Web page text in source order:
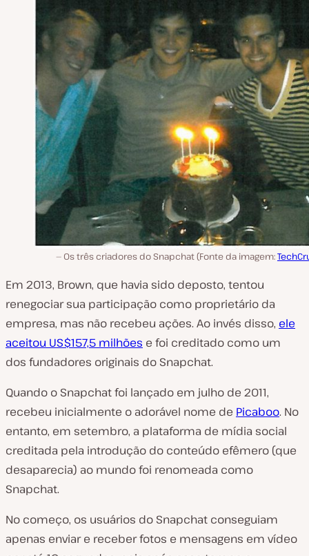
Os três criadores do Snapchat (Fonte da imagem:
Em 2013, Brown, que havia sido deposto, tentou
renegociar sua participação como proprietário da
empresa, mas não recebeu ações. Ao invés disso, ele
aceitou US$157,5 milhões e foi creditado como um
dos fundadores originais do Snapchat.
Quando o Snapchat foi lançado em julho de 2011,
recebeu inicialmente o adorável nome de Picaboo. No
entanto, em setembro, a plataforma de mídia social
creditada pela introdução do conteúdo efêmero (que
desaparecia) ao mundo foi renomeada como
Snapchat.
No começo, os usuários do Snapchat conseguiam
apenas enviar e receber fotos e mensagens em vídeo